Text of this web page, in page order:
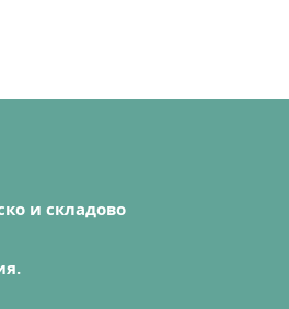
и складово